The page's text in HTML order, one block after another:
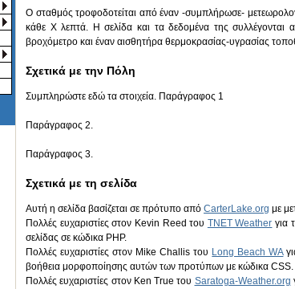
Ο σταθμός τροφοδοτείται από έναν -συμπλήρωσε-
κάθε X λεπτά. Η σελίδα και τα δεδομένα της συλλέγονται
βροχόμετρο και έναν αισθητήρα θερμοκρασίας-υγρασίας
Σχετικά με την Πόλη
Συμπληρώστε εδώ τα στοιχεία. Παράγραφος 1
Παράγραφος 2.
Παράγραφος 3.
Σχετικά με τη σελίδα
Αυτή η σελίδα βασίζεται σε πρότυπο από CarterLake.org με
Πολλές ευχαριστίες στον Kevin Reed του TNET Weather για
σελίδας σε κώδικα PHP.
Πολλές ευχαριστίες στον Mike Challis του Long Beach WA
βοήθεια μορφοποίησης αυτών των προτύπων με κώδικα CSS.
Πολλές ευχαριστίες στον Ken True του Saratoga-Weather.org